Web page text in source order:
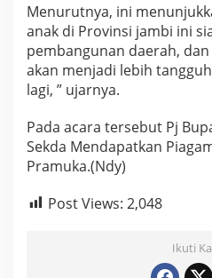
Menurutnya, ini
anak di Provinsi jambi ini
pembangunan daerah,
akan menjadi lebih
lagi, ” ujarnya.
Pada acara tersebut Pj
Sekda Mendapatkan
Pramuka.(Ndy)
Post Views: 2,048
Ikuti